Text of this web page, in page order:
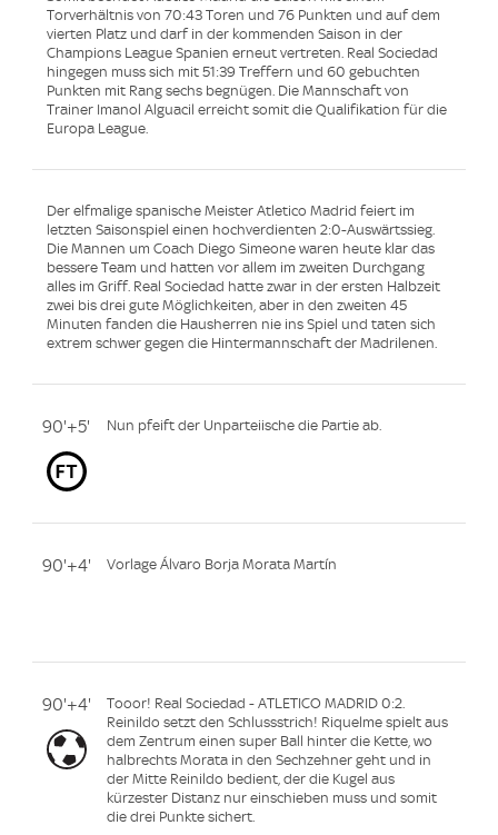
Torverhältnis von 70:43 Toren und 76 Punkten und auf dem
vierten Platz und darf in der kommenden Saison in der
Champions League Spanien erneut vertreten. Real Sociedad
hingegen muss sich mit 51:39 Treffern und 60 gebuchten
Punkten mit Rang sechs begnügen. Die Mannschaft von
Trainer Imanol Alguacil erreicht somit die Qualifikation für die
Europa League.
Der elfmalige spanische Meister Atletico Madrid feiert im
letzten Saisonspiel einen hochverdienten 2:0-Auswärtssieg.
Die Mannen um Coach Diego Simeone waren heute klar das
bessere Team und hatten vor allem im zweiten Durchgang
alles im Griff. Real Sociedad hatte zwar in der ersten Halbzeit
zwei bis drei gute Möglichkeiten, aber in den zweiten 45
Minuten fanden die Hausherren nie ins Spiel und taten sich
extrem schwer gegen die Hintermannschaft der Madrilenen.
90'+5' Nun pfeift der Unparteiische die Partie ab.
90'+4' Vorlage Álvaro Borja Morata Martín
90'+4'
Tooor! Real Sociedad - ATLETICO MADRID 0:2.
Reinildo setzt den Schlussstrich! Riquelme spielt aus
dem Zentrum einen super Ball hinter die Kette, wo
halbrechts Morata in den Sechzehner geht und in
der Mitte Reinildo bedient, der die Kugel aus
kürzester Distanz nur einschieben muss und somit
die drei Punkte sichert.